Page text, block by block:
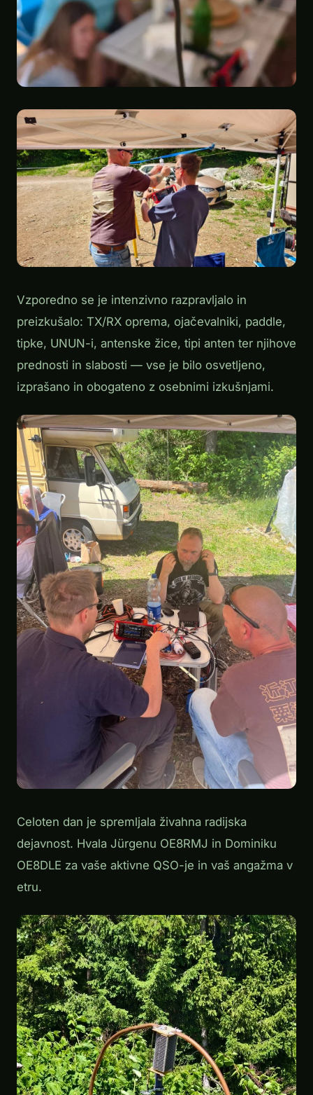
Vzporedno se je intenzivno razpravljalo in
preizkušalo: TX/RX oprema, ojačevalniki, paddle,
tipke, UNUN-i, antenske žice, tipi anten ter njihove
prednosti in slabosti — vse je bilo osvetljeno,
izprašano in obogateno z osebnimi izkušnjami.
Celoten dan je spremljala živahna radijska
dejavnost. Hvala Jürgenu OE8RMJ in Dominiku
OE8DLE za vaše aktivne QSO-je in vaš angažma v
etru.